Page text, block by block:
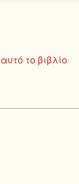
το βιβλίο